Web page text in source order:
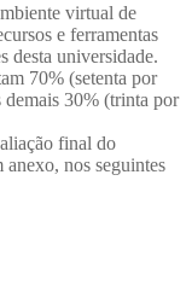
virtual de
e ferramentas
desta universidade.
70% (setenta por
demais 30% (trinta por
final do
nos seguintes